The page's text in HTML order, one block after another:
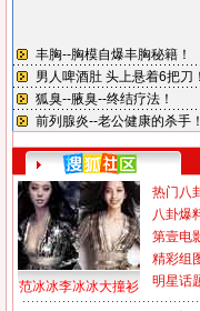
范冰冰李冰冰大撞衫
热门八
八卦爆
第壹电
精彩组
明星话